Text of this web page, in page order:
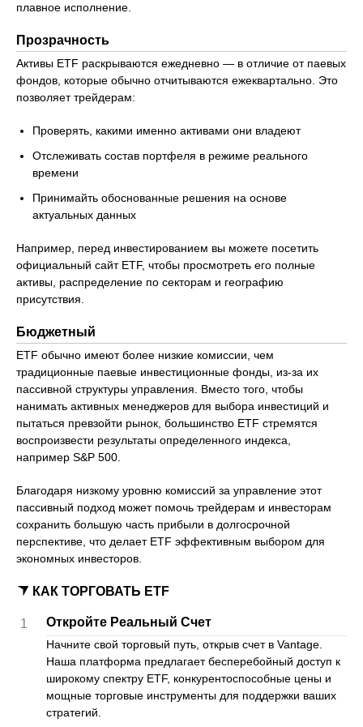
плавное исполнение.
Прозрачность
Активы ETF раскрываются ежедневно — в отличие от паевых
фондов, которые обычно отчитываются ежеквартально. Это
позволяет трейдерам:
Проверять, какими именно активами они владеют
Отслеживать состав портфеля в режиме реального
времени
Принимайть обоснованные решения на основе
актуальных данных
Например, перед инвестированием вы можете посетить
официальный сайт ETF, чтобы просмотреть его полные
активы, распределение по секторам и географию
присутствия.
Бюджетный
ETF обычно имеют более низкие комиссии, чем
традиционные паевые инвестиционные фонды, из-за их
пассивной структуры управления. Вместо того, чтобы
нанимать активных менеджеров для выбора инвестиций и
пытаться превзойти рынок, большинство ETF стремятся
воспроизвести результаты определенного индекса,
например S&P 500.
Благодаря низкому уровню комиссий за управление этот
пассивный подход может помочь трейдерам и инвесторам
сохранить большую часть прибыли в долгосрочной
перспективе, что делает ETF эффективным выбором для
экономных инвесторов.
КАК ТОРГОВАТЬ ETF
1 Откройте Реальный Счет
Начните свой торговый путь, открыв счет в Vantage.
Наша платформа предлагает бесперебойный доступ к
широкому спектру ETF, конкурентоспособные цены и
мощные торговые инструменты для поддержки ваших
стратегий.